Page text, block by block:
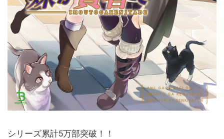
シリーズ累計5万部突破！！